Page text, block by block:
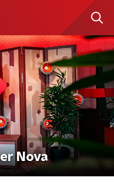
Nova